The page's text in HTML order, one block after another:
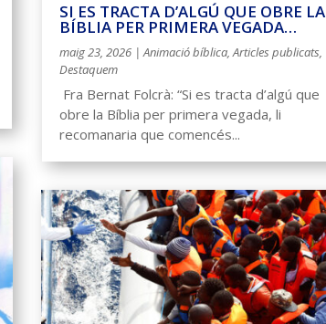
SI ES TRACTA D’ALGÚ QUE OBRE LA
BÍBLIA PER PRIMERA VEGADA…
maig 23, 2026|Animació bíblica,Articles publicats,
Destaquem
​ Fra Bernat Folcrà: “Si es tracta d’algú que
obre la Bíblia per primera vegada, li
recomanaria que comencés...